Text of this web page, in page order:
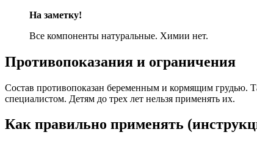
На заметку!
Все компоненты натуральные. Химии нет.
Противопоказания и ограничения
Состав противопоказан беременным и кормящим грудью.
специалистом. Детям до трех лет нельзя применять их.
Как правильно применять